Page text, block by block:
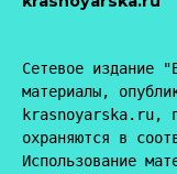
Сетевое издание
материалы,
krasnoyarska.ru,
охраняются в
Использование